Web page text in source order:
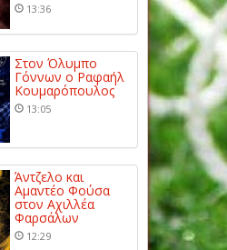
13:36
Στον Όλυμπο
Γόννων ο Ραφαήλ
Κουμαρόπουλος
13:05
Άντζελο και
Αμαντέο Φούσα
στον Αχιλλέα
Φαρσάλων
12:29